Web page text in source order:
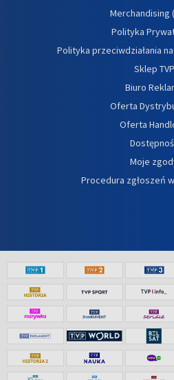
Merchandising
Polityka
Polityka przeciwdziałania
Sklep TVP
Biuro
Oferta
Oferta
Moje
Procedura zgłoszeń